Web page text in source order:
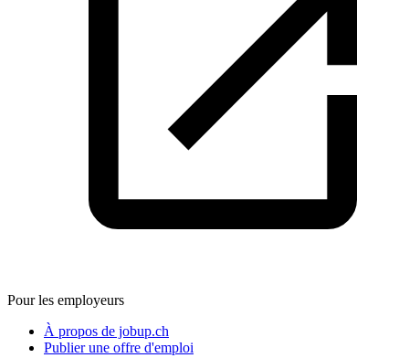
Pour les employeurs
À propos de jobup.ch
Publier une offre d'emploi